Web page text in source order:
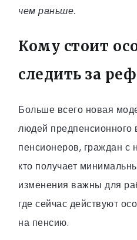
чем раньше.
Кому стоит
следить за
Больше всего новая
людей предпенсионного
пенсионеров, граждан с
кто получает
изменения важны для
где сейчас действуют
на пенсию.